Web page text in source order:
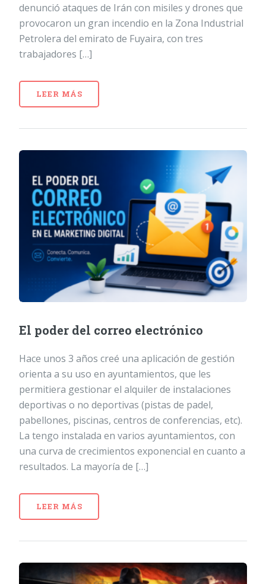
denunció ataques de Irán con misiles y drones que
provocaron un gran incendio en la Zona Industrial
Petrolera del emirato de Fuyaira, con tres
trabajadores […]
LEER MÁS
El poder del correo electrónico
Hace unos 3 años creé una aplicación de gestión
orienta a su uso en ayuntamientos, que les
permitiera gestionar el alquiler de instalaciones
deportivas o no deportivas (pistas de padel,
pabellones, piscinas, centros de conferencias, etc).
La tengo instalada en varios ayuntamientos, con
una curva de crecimientos exponencial en cuanto a
resultados. La mayoría de […]
LEER MÁS